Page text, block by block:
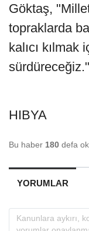
Göktaş,
topraklarda
kalıcı kılmak
sürdüreceğiz."
HIBYA
Bu haber 180 defa
YORUMLAR